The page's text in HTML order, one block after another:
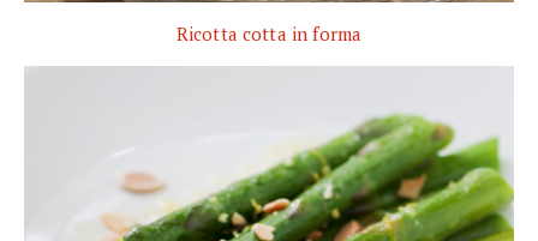
Ricotta cotta in forma